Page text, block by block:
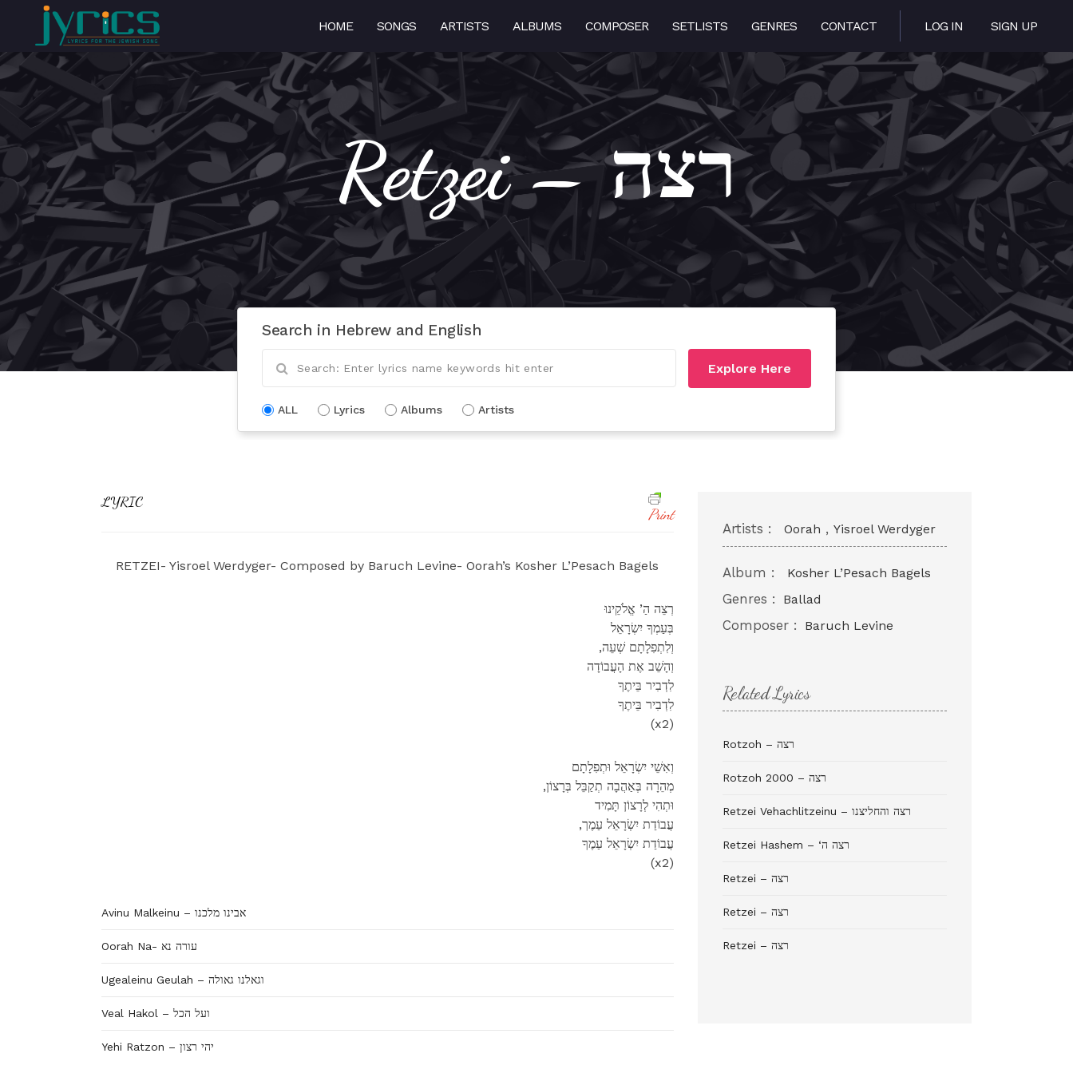
HOME SONGS ARTISTS ALBUMS COMPOSER SETLISTS GENRES CONTACT LOG IN SIGN UP
Retzei – רצה
Search in Hebrew and English
Explore Here
ALL Lyrics Albums Artists
LYRIC
Print
RETZEI- Yisroel Werdyger- Composed by Baruch Levine- Oorah’s Kosher L’Pesach Bagels
רְצֵה הַ’ אֱלֹקֵינוּ
בְּעַמְךָ יִשְׂרָאֵל
,וְלִתְפִלָתָם שְׁעֵה
וְהָשֵׁב אֶת הָעֲבוֹדָה
לִדְבִיר בֵּיתֶךָ
לִדְבִיר בֵּיתֶךָ
(x2)
וְאִשֵׁי יִשְׂרָאֵל וּתְפִלָתָם
,מְהֵרָה בְּאַהֲבָה תְקַבֵּל בְּרָצוֹן
וּתְהִי לְרָצוֹן תָּמִיד
,עֲבוֹדַת יִשְׂרָאֵל עַמֶך
עֲבוֹדַת יִשְׂרָאֵל עַמֶךָ
(x2)
Avinu Malkeinu – אבינו מלכנו
Oorah Na- עורה נא
Ugealeinu Geulah – וגאלנו גאולה
Veal Hakol – ועל הכל
Yehi Ratzon – יהי רצון
Artists : Oorah , Yisroel Werdyger
Album : Kosher L’Pesach Bagels
Genres : Ballad
Composer : Baruch Levine
Related Lyrics
Rotzoh – רצה
Rotzoh 2000 – רצה
Retzei Vehachlitzeinu – רצה והחליצנו
Retzei Hashem – ‘רצה ה
Retzei – רצה
Retzei – רצה
Retzei – רצה